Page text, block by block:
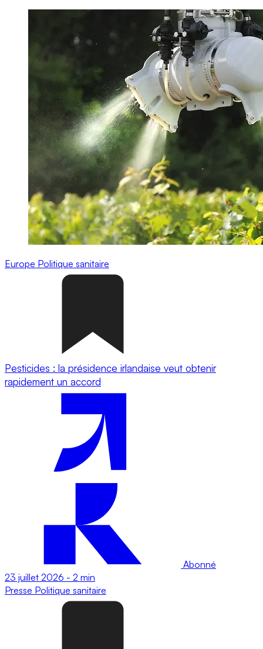
Europe Politique sanitaire
Pesticides : la présidence irlandaise veut obtenir
rapidement un accord
Abonné
23 juillet 2026 - 2 min
Presse Politique sanitaire